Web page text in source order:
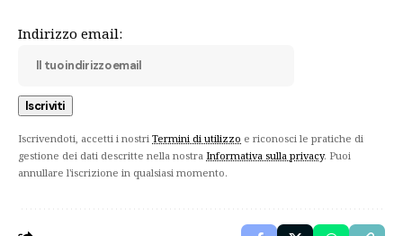
Indirizzo email:
Iscrivendoti, accetti i nostri Termini di utilizzo e riconosci le pratiche di
gestione dei dati descritte nella nostra Informativa sulla privacy. Puoi
annullare l'iscrizione in qualsiasi momento.